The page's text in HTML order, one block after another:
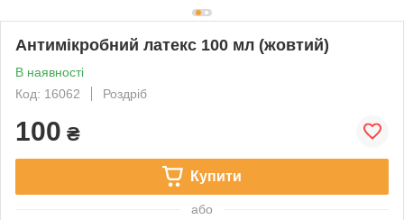
Антимікробний латекс 100 мл (жовтий)
В наявності
Код: 16062
Роздріб
100 ₴
Купити
або